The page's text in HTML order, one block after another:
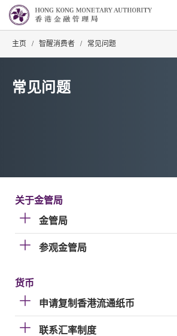
主页 / 智醒消费者 / 常见问题
常见问题
关于金管局
金管局
参观金管局
货币
申请复制香港流通纸币
联系汇率制度